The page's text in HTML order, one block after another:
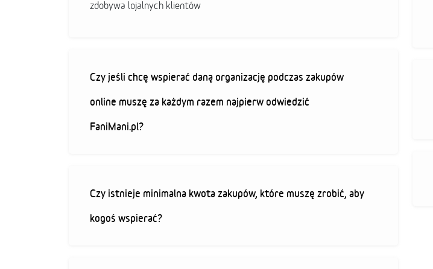
zdobywa lojalnych klientów
Czy jeśli chcę wspierać daną organizację podczas zakupów
online muszę za każdym razem najpierw odwiedzić
FaniMani.pl?
Czy istnieje minimalna kwota zakupów, które muszę zrobić, aby
kogoś wspierać?